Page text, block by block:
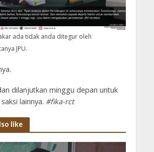
ada tidak anda ditegur oleh
JPU.
dilanjutkan minggu depan untuk
lainnya. #fika-rct
like